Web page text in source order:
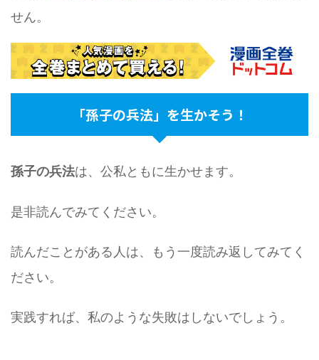
せん。
「孫子の兵法」を生かそう！
孫子の兵法は、公私ともに生かせます。
是非読んでみてください。
読んだことがある人は、もう一度読み返してみてく
ださい。
実践すれば、私のような失敗はしないでしょう。